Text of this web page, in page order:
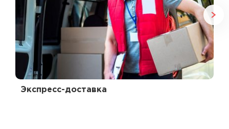
Экспресс-доставка